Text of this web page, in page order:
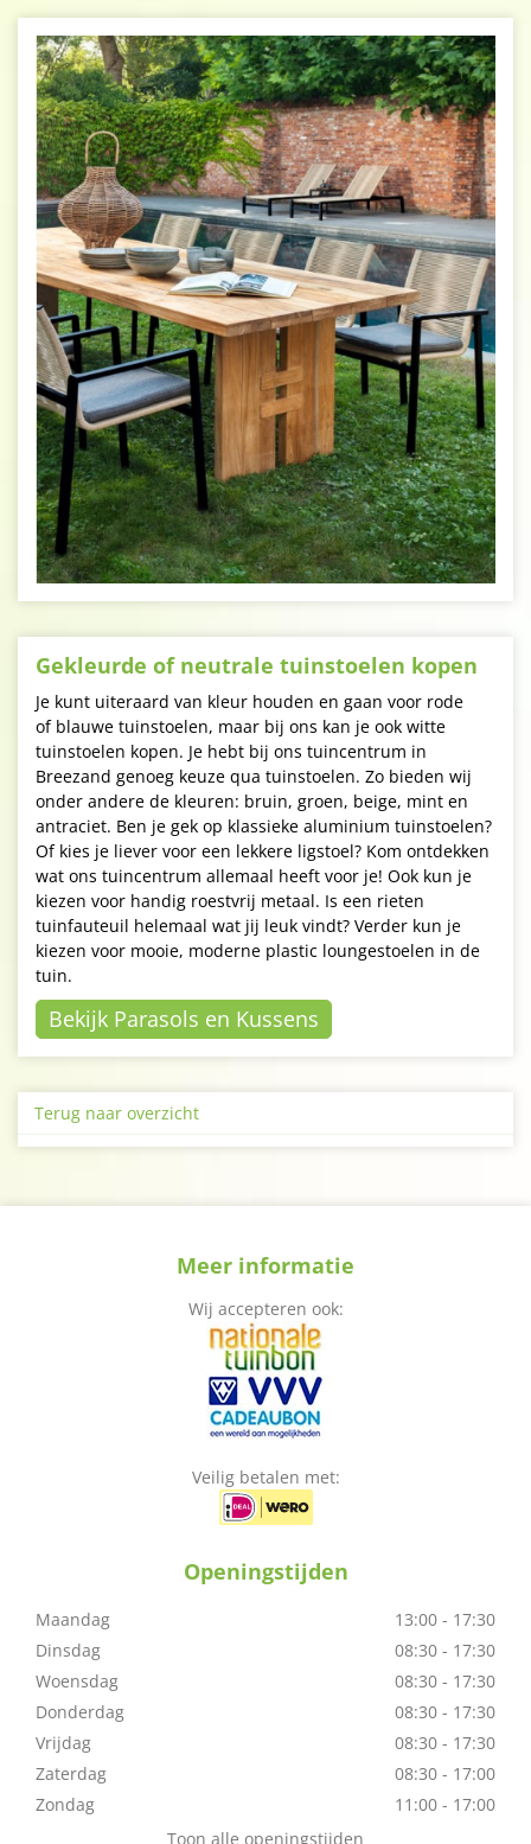
Gekleurde of neutrale tuinstoelen kopen
Je kunt uiteraard van kleur houden en gaan voor rode
of blauwe tuinstoelen, maar bij ons kan je ook witte
tuinstoelen kopen. Je hebt bij ons tuincentrum in
Breezand genoeg keuze qua tuinstoelen. Zo bieden wij
onder andere de kleuren: bruin, groen, beige, mint en
antraciet. Ben je gek op klassieke aluminium tuinstoelen?
Of kies je liever voor een lekkere ligstoel? Kom ontdekken
wat ons tuincentrum allemaal heeft voor je! Ook kun je
kiezen voor handig roestvrij metaal. Is een rieten
tuinfauteuil helemaal wat jij leuk vindt? Verder kun je
kiezen voor mooie, moderne plastic loungestoelen in de
tuin.
Bekijk Parasols en Kussens
Terug naar overzicht
Meer informatie
Wij accepteren ook:
Veilig betalen met:
Openingstijden
Maandag
13:00 - 17:30
Dinsdag
08:30 - 17:30
Woensdag
08:30 - 17:30
Donderdag
08:30 - 17:30
Vrijdag
08:30 - 17:30
Zaterdag
08:30 - 17:00
Zondag
11:00 - 17:00
Toon alle openingstijden